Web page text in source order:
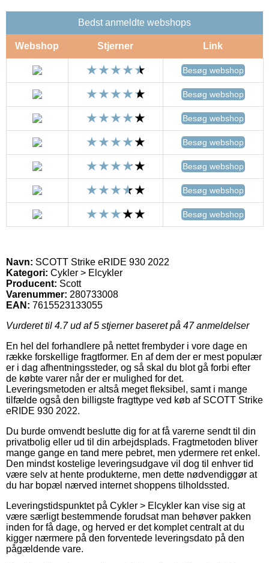
Bedst anmeldte webshops
Webshop Stjerner Link
Besøg webshop
Besøg webshop
Besøg webshop
Besøg webshop
Besøg webshop
Besøg webshop
Besøg webshop
Navn: SCOTT Strike eRIDE 930 2022
Kategori: Cykler > Elcykler
Producent: Scott
Varenummer: 280733008
EAN: 7615523133055
Vurderet til 4.7ud af 5 stjerner baseret på 47anmeldelser
En hel del forhandlere på nettet frembyder i vore dage en
række forskellige fragtformer. En af dem der er mest populær
er i dag afhentningssteder, og så skal du blot gå forbi efter
de købte varer når der er mulighed for det.
Leveringsmetoden er altså meget fleksibel, samt i mange
tilfælde også den billigste fragttype ved køb af SCOTT Strike
eRIDE 930 2022.
Du burde omvendt beslutte dig for at få varerne sendt til din
privatbolig eller ud til din arbejdsplads. Fragtmetoden bliver
mange gange en tand mere pebret, men ydermere ret enkel.
Den mindst kostelige leveringsudgave vil dog til enhver tid
være selv at hente produkterne, men dette nødvendiggør at
du har bopæl nærved internet shoppens tilholdssted.
Leveringstidspunktet på Cykler > Elcykler kan vise sig at
være særligt bestemmende forudsat man behøver pakken
inden for få dage, og herved er det komplet centralt at du
kigger nærmere på den forventede leveringsdato på den
pågældende vare.